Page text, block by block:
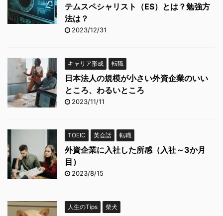
テムスペシャリスト（ES）とは？勉強方
法は？
2023/12/31
キャリア形成 転職
日本法人の規模が小さい外資企業のいい
ところ、わるいところ
2023/11/11
TOEIC 英会話 転職
外資企業に入社した所感（入社～3か月
目）
2023/8/15
人生のTips 柴犬